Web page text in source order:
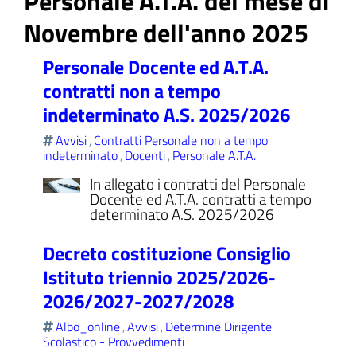
del sito
Novembre dell'anno 2025
Personale Docente ed A.T.A.
contratti non a tempo
indeterminato A.S. 2025/2026
Avvisi, Contratti Personale non a tempo
indeterminato, Docenti, Personale A.T.A.
In allegato i contratti del Personale
Docente ed A.T.A. contratti a tempo
determinato A.S. 2025/2026
Decreto costituzione Consiglio
Istituto triennio 2025/2026-
2026/2027-2027/2028
Albo_online,Avvisi, Determine Dirigente
Scolastico - Provvedimenti